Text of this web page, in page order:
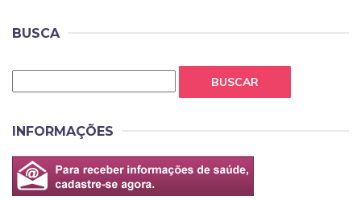
BUSCA
BUSCAR
INFORMAÇÕES